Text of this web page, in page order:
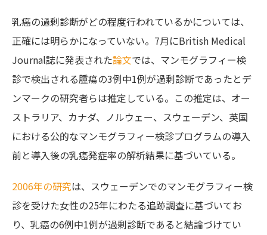
乳癌の過剰診断がどの程度行われているかについては、
正確には明らかになっていない。7月にBritish Medical
Journal誌に発表された論文では、マンモグラフィー検
診で検出される腫瘍の3例中1例が過剰診断であったとデ
ンマークの研究者らは推定している。この推定は、オー
ストラリア、カナダ、ノルウェー、スウェーデン、英国
における公的なマンモグラフィー検診プログラムの導入
前と導入後の乳癌発症率の解析結果に基づいている。
2006年の研究は、スウェーデンでのマンモグラフィー検
診を受けた女性の25年にわたる追跡調査に基づいてお
り、乳癌の6例中1例が過剰診断であると結論づけてい